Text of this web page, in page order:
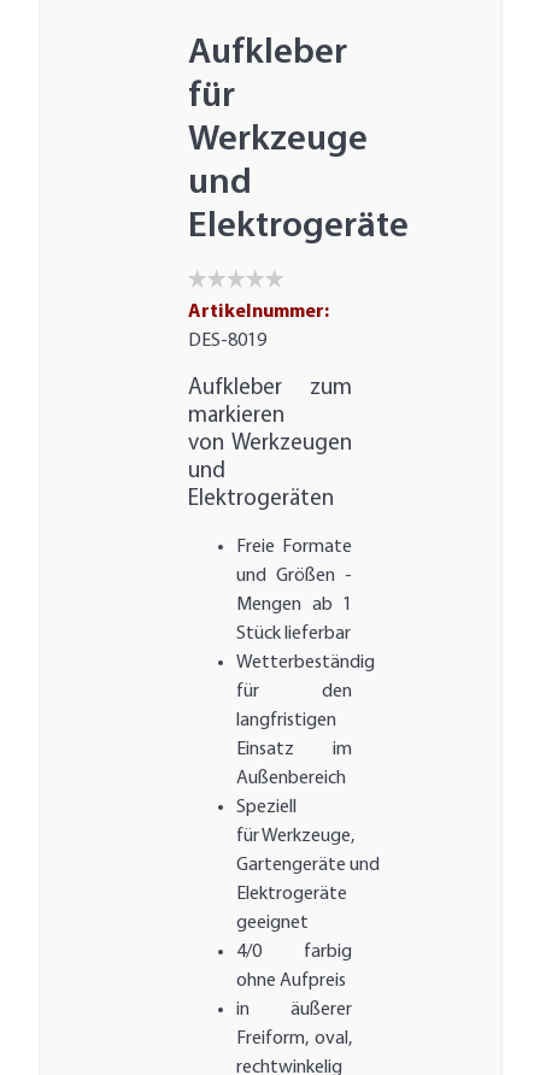
Aufkleber
für
Werkzeuge
und
Elektrogeräte
Artikelnummer:
DES-8019
Aufkleber zum
markieren
von Werkzeugen
und
Elektrogeräten
Freie Formate
und Größen -
Mengen ab 1
Stück lieferbar
Wetterbeständig
für den
langfristigen
Einsatz im
Außenbereich
Speziell
für Werkzeuge,
Gartengeräte und
Elektrogeräte
geeignet
4/0 farbig
ohne Aufpreis
in äußerer
Freiform, oval,
rechtwinkelig